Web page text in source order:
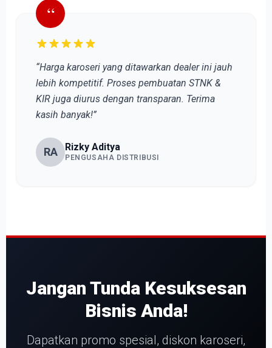
“
“Harga karoseri yang ditawarkan dealer ini jauh
lebih kompetitif. Proses pembuatan STNK &
KIR juga diurus dengan transparan. Terima
kasih banyak!”
RA Rizky Aditya
PENGUSAHA DISTRIBUSI
Jangan Tunda Kesuksesan
Bisnis Anda!
Dapatkan promo spesial, diskon karoseri,